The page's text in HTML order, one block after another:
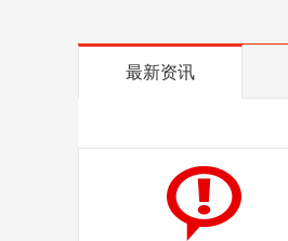
最新资讯